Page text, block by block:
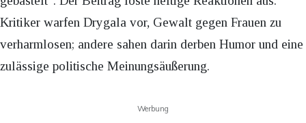
Kritiker warfen Drygala vor, Gewalt gegen Frauen zu
verharmlosen; andere sahen darin derben Humor und eine
zulässige politische Meinungsäußerung.
Werbung